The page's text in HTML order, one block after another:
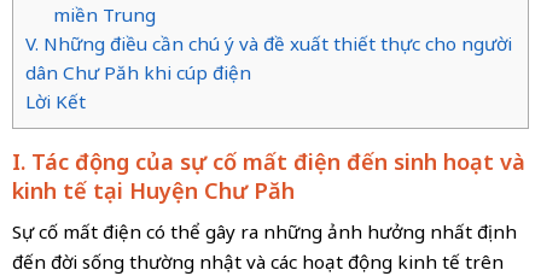
miền Trung
V. Những điều cần chú ý và đề xuất thiết thực cho người
dân Chư Păh khi cúp điện
Lời Kết
I. Tác động của sự cố mất điện đến sinh hoạt và
kinh tế tại Huyện Chư Păh
Sự cố mất điện có thể gây ra những ảnh hưởng nhất định
đến đời sống thường nhật và các hoạt động kinh tế trên